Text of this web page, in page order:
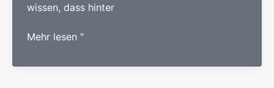
wissen, dass hinter
Lager
Aufzugsmotoren:
Mehr lesen "